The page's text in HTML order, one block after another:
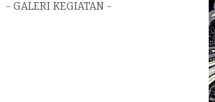
GALERI KEGIATAN